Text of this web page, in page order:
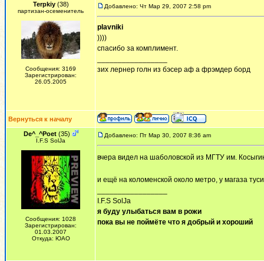
Terpkiy(38)
партизан-осеменитель
Сообщения: 3169
Зарегистрирован:
26.05.2005
Добавлено: Чт Мар 29, 2007 2:58 pm
plavniki
))))
спасибо за комплимент.
зих лернер голн из бэсер аф а фрэмдер борд
Вернуться к началу
De^_^Poet(35)
I.F.S SolJa
Сообщения: 1028
Зарегистрирован:
01.03.2007
Откуда: ЮАО
Добавлено: Пт Мар 30, 2007 8:36 am
вчера видел на шаболовской из МГТУ им.
и ещё на коломенской около метро, у магаза
I.F.S SolJa
я буду улыбаться вам в рожи
пока вы не поймёте что я добрый и хороший